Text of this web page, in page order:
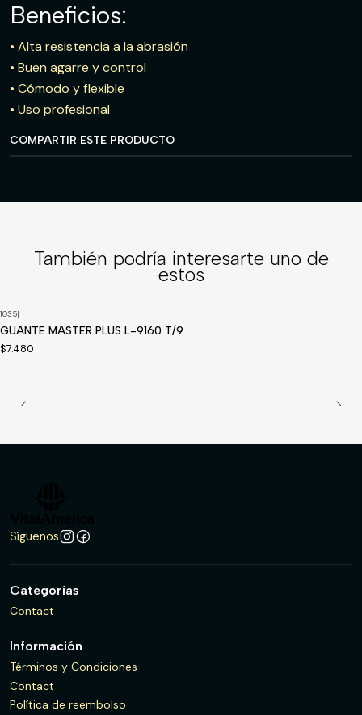
Beneficios:
• Alta resistencia a la abrasión
• Buen agarre y control
• Cómodo y flexible
• Uso profesional
COMPARTIR ESTE PRODUCTO
También podría interesarte uno de
estos
1035|
GUANTE MASTER PLUS L-9160 T/9
$7.480
Síguenos
Categorías
Contact
Información
Términos y Condiciones
Contact
Política de reembolso